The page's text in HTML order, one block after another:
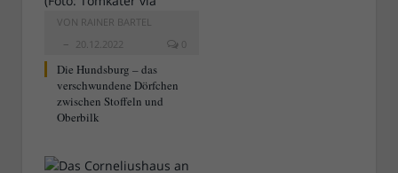
VON RAINER BARTEL
20.12.2022
0
Die Hundsburg – das
verschwundene Dörfchen
zwischen Stoffeln und
Oberbilk